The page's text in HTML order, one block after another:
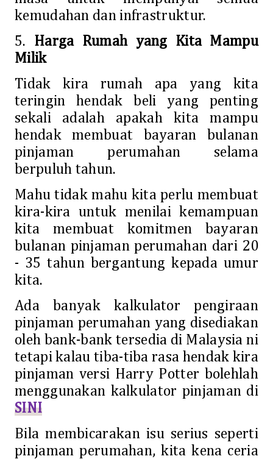
kemudahan dan infrastruktur.
5. Harga Rumah yang Kita Mampu
Milik
Tidak kira rumah apa yang kita
teringin hendak beli yang penting
sekali adalah apakah kita mampu
hendak membuat bayaran bulanan
pinjaman perumahan selama
berpuluh tahun.
Mahu tidak mahu kita perlu membuat
kira-kira untuk menilai kemampuan
kita membuat komitmen bayaran
bulanan pinjaman perumahan dari 20
- 35 tahun bergantung kepada umur
kita.
Ada banyak kalkulator pengiraan
pinjaman perumahan yang disediakan
oleh bank-bank tersedia di Malaysia ni
tetapi kalau tiba-tiba rasa hendak kira
pinjaman versi Harry Potter bolehlah
menggunakan kalkulator pinjaman di
SINI
Bila membicarakan isu serius seperti
pinjaman perumahan, kita kena ceria